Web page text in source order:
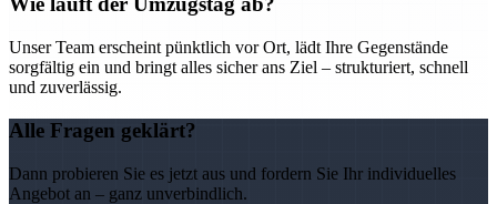
Unser Team erscheint pünktlich vor Ort, lädt Ihre Gegenstände
sorgfältig ein und bringt alles sicher ans Ziel – strukturiert, schnell
und zuverlässig.
Alle Fragen geklärt?
Dann probieren Sie es jetzt aus und fordern Sie Ihr individuelles
Angebot an – ganz unverbindlich.